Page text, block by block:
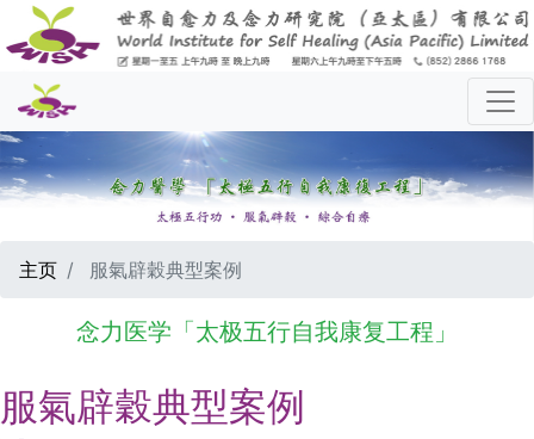
主页 服氣辟穀典型案例
念力医学「太极五行自我康复工程」
服氣辟穀典型案例